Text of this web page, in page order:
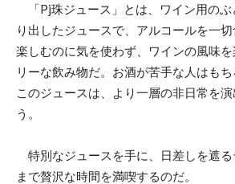
「Pj珠ジュース」とは、ワイン用のぶ
り出したジュースで、アルコールを一
楽しむのに気を使わず、ワインの風味
リーな飲み物だ。お酒が苦手な人はも
このジュースは、より一層の非日常を
う。
特別なジュースを手に、日差しを遮る
まで贅沢な時間を満喫するのだ。